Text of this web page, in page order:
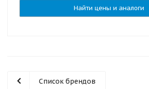
Найти цены и аналоги
Список брендов